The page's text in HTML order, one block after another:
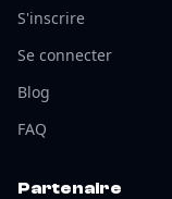
S'inscrire
Se connecter
Blog
FAQ
Partenaire